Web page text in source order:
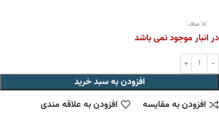
صاف
در انبار موجود نمی باشد
افزودن به سبد خرید
افزودن به مقایسه
افزودن به علاقه مندی